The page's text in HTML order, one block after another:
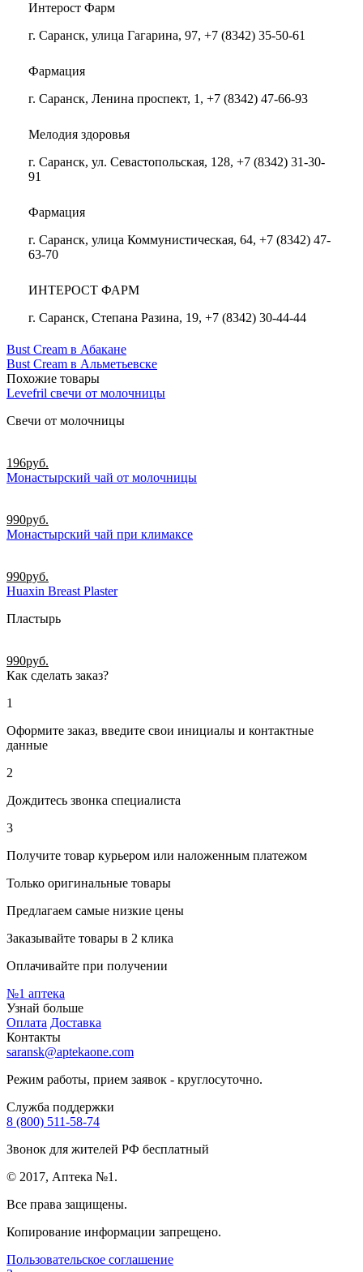
Интерост Фарм
г. Саранск, улица Гагарина, 97, +7 (8342) 35-50-61
Фармация
г. Саранск, Ленина проспект, 1, +7 (8342) 47-66-93
Мелодия здоровья
г. Саранск, ул. Севастопольская, 128, +7 (8342) 31-30-
91
Фармация
г. Саранск, улица Коммунистическая, 64, +7 (8342) 47-
63-70
ИНТЕРОСТ ФАРМ
г. Саранск, Степана Разина, 19, +7 (8342) 30-44-44
Bust Cream в Абакане
Bust Cream в Альметьевске
Похожие товары
Levefril свечи от молочницы
Свечи от молочницы
196руб.
Монастырский чай от молочницы
990руб.
Монастырский чай при климаксе
990руб.
Huaxin Breast Plaster
Пластырь
990руб.
Как сделать заказ?
1
Оформите заказ, введите свои инициалы и контактные
данные
2
Дождитесь звонка специалиста
3
Получите товар курьером или наложенным платежом
Только оригинальные товары
Предлагаем самые низкие цены
Заказывайте товары в 2 клика
Оплачивайте при получении
№1 аптека
Узнай больше
Оплата Доставка
Контакты
saransk@aptekaone.com
Режим работы, прием заявок - круглосуточно.
Служба поддержки
8 (800) 511-58-74
Звонок для жителей РФ бесплатный
© 2017, Аптека №1.
Все права защищены.
Копирование информации запрещено.
Пользовательское соглашение